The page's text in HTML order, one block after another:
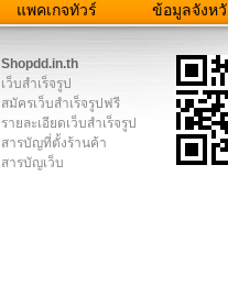
แพคเกจทัวร์ ข้อมูลจังห
Shopdd.in.th
เว็บสำเร็จรูป
สมัครเว็บสำเร็จรูปฟรี
รายละเอียดเว็บสำเร็จรูป
สารบัญที่ตั้งร้านค้า
สารบัญเว็บ